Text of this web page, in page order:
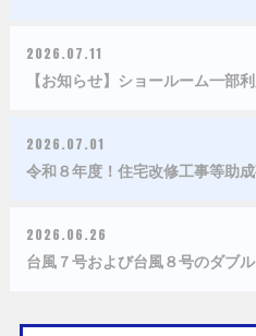
2026.07.11
【お知らせ】ショールーム一部
2026.07.01
令和８年度！住宅改修工事等助
2026.06.26
台風７号および台風８号のダブ